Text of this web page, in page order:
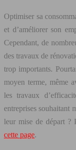
Optimiser sa
et d’améliorer son
Cependant, de
des travaux de
trop importants.
moyen terme, même
les travaux
entreprises souhaitant
leur mise de départ ?
cette page.